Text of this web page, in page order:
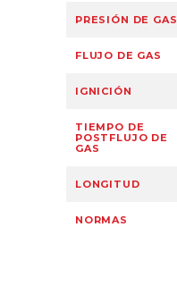
PRESIÓN DE GAS
FLUJO DE GAS
IGNICIÓN
TIEMPO DE
POSTFLUJO DE
GAS
LONGITUD
NORMAS